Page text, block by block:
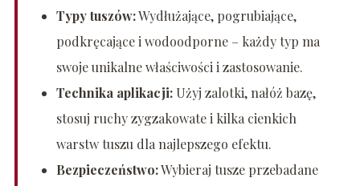
Typy tuszów:Wydłużające, pogrubiające,
podkręcające i wodoodporne – każdy typ ma
swoje unikalne właściwości i zastosowanie.
Technika aplikacji:Użyj zalotki, nałóż bazę,
stosuj ruchy zygzakowate i kilka cienkich
warstw tuszu dla najlepszego efektu.
Bezpieczeństwo:Wybieraj tusze przebadane